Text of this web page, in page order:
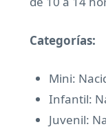
Categorías:
Mini:
Infantil:
Juvenil: